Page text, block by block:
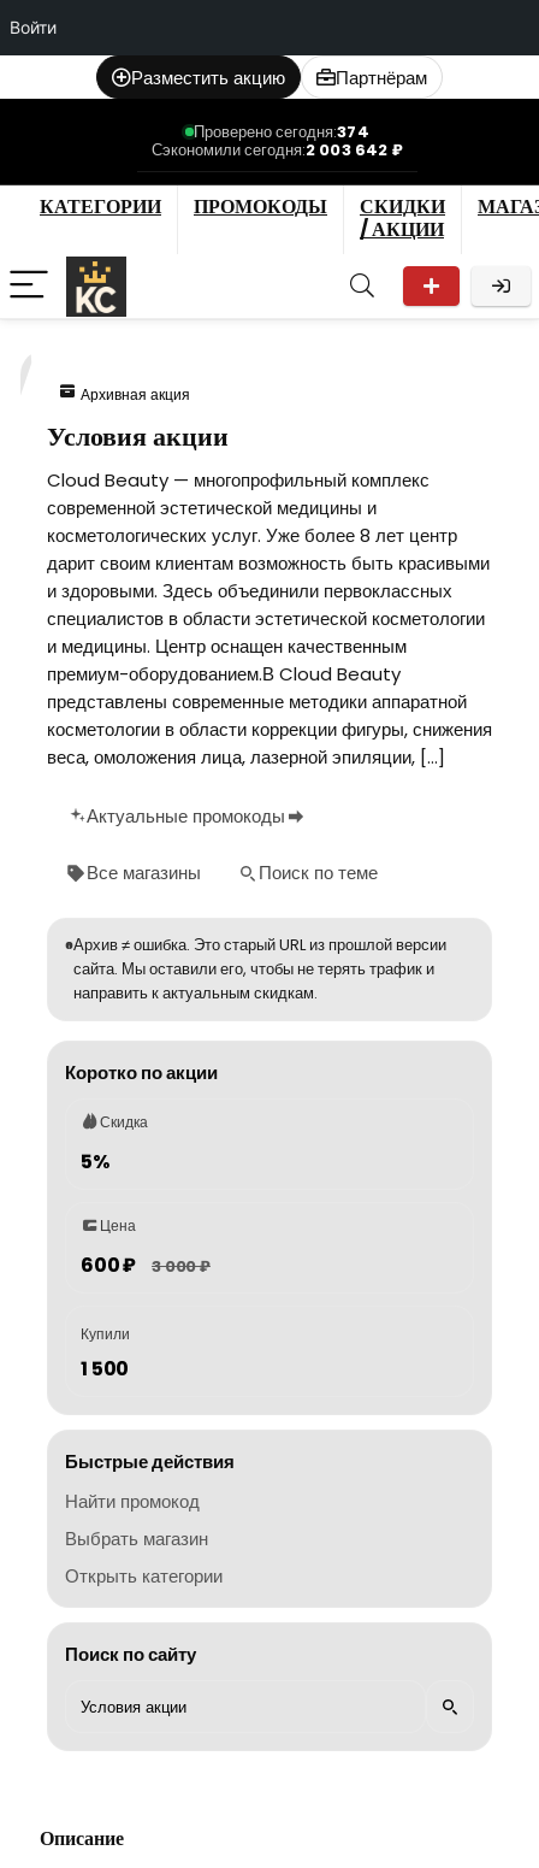
Войти
Разместить акцию Партнёрам
Проверено сегодня:374
Сэкономили сегодня:2 003 642 ₽
КАТЕГОРИИ ПРОМОКОДЫ
СКИДКИ
/ АКЦИИ
Архивная акция
Условия акции
Cloud Beauty — многопрофильный комплекс
современной эстетической медицины и
косметологических услуг. Уже более 8 лет центр
дарит своим клиентам возможность быть красивыми
и здоровыми. Здесь объединили первоклассных
специалистов в области эстетической косметологии
и медицины. Центр оснащен качественным
премиум-оборудованием.В Cloud Beauty
представлены современные методики аппаратной
косметологии в области коррекции фигуры, снижения
веса, омоложения лица, лазерной эпиляции, […]
Актуальные промокоды
Все магазины Поиск по теме
Архив ≠ ошибка. Это старый URL из прошлой версии
сайта. Мы оставили его, чтобы не терять трафик и
направить к актуальным скидкам.
Коротко по акции
Скидка
5%
Цена
600 ₽ 3 000 ₽
Купили
1 500
Быстрые действия
Найти промокод
Выбрать магазин
Открыть категории
Поиск по сайту
Описание